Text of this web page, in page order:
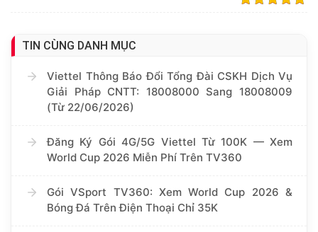
TIN CÙNG DANH MỤC
Viettel Thông Báo Đổi Tổng Đài CSKH Dịch Vụ
Giải Pháp CNTT: 18008000 Sang 18008009
(Từ 22/06/2026)
Đăng Ký Gói 4G/5G Viettel Từ 100K — Xem
World Cup 2026 Miễn Phí Trên TV360
Gói VSport TV360: Xem World Cup 2026 &
Bóng Đá Trên Điện Thoại Chỉ 35K